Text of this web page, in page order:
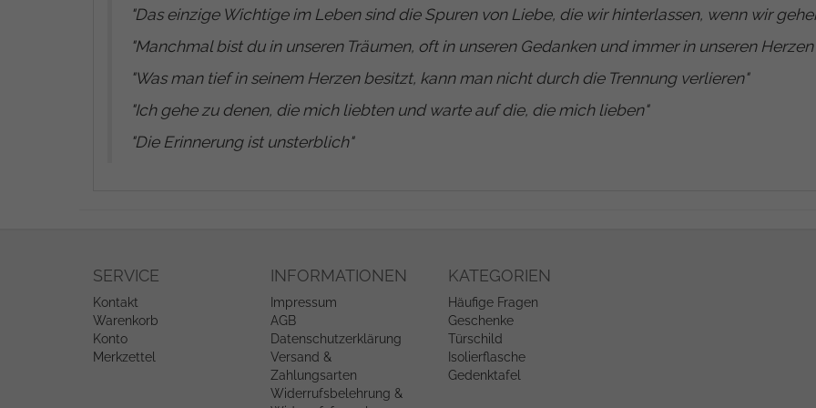
"Das einzige Wichtige im Leben sind die Spuren von Liebe, die wir hinterlassen, wenn wir
"Manchmal bist du in unseren Träumen, oft in unseren Gedanken und immer in unseren Herzen
"Was man tief in seinem Herzen besitzt, kann man nicht durch die Trennung verlieren"
"Ich gehe zu denen, die mich liebten und warte auf die, die mich lieben"
"Die Erinnerung ist unsterblich"
SERVICE
Kontakt
Warenkorb
Konto
Merkzettel
INFORMATIONEN
Impressum
AGB
Datenschutzerklärung
Versand &
Zahlungsarten
Widerrufsbelehrung &
KATEGORIEN
Häufige Fragen
Geschenke
Türschild
Isolierflasche
Gedenktafel